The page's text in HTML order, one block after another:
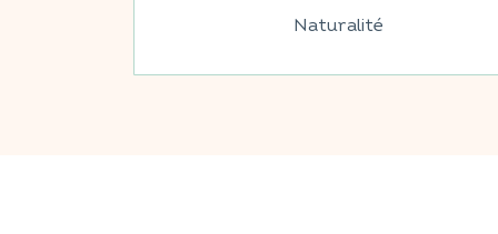
Naturalité